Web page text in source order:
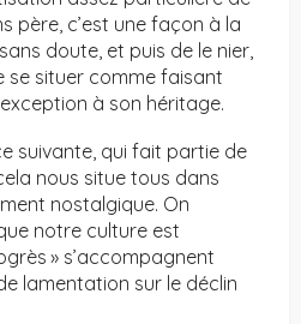
père, c’est une façon à la
doute, et puis de le nier,
se situer comme faisant
à son héritage.
suivante, qui fait partie de
nous situe tous dans
nostalgique. On
notre culture est
» s’accompagnent
lamentation sur le déclin